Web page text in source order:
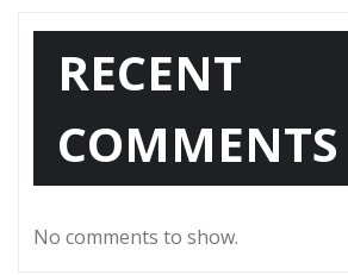
RECENT
COMMENTS
No comments to show.